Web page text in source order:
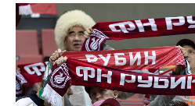
3 августа. «Ак Барс Арена»
1:0 — Даку, 45 (пенальти)
1:1 — Хосонов, 50